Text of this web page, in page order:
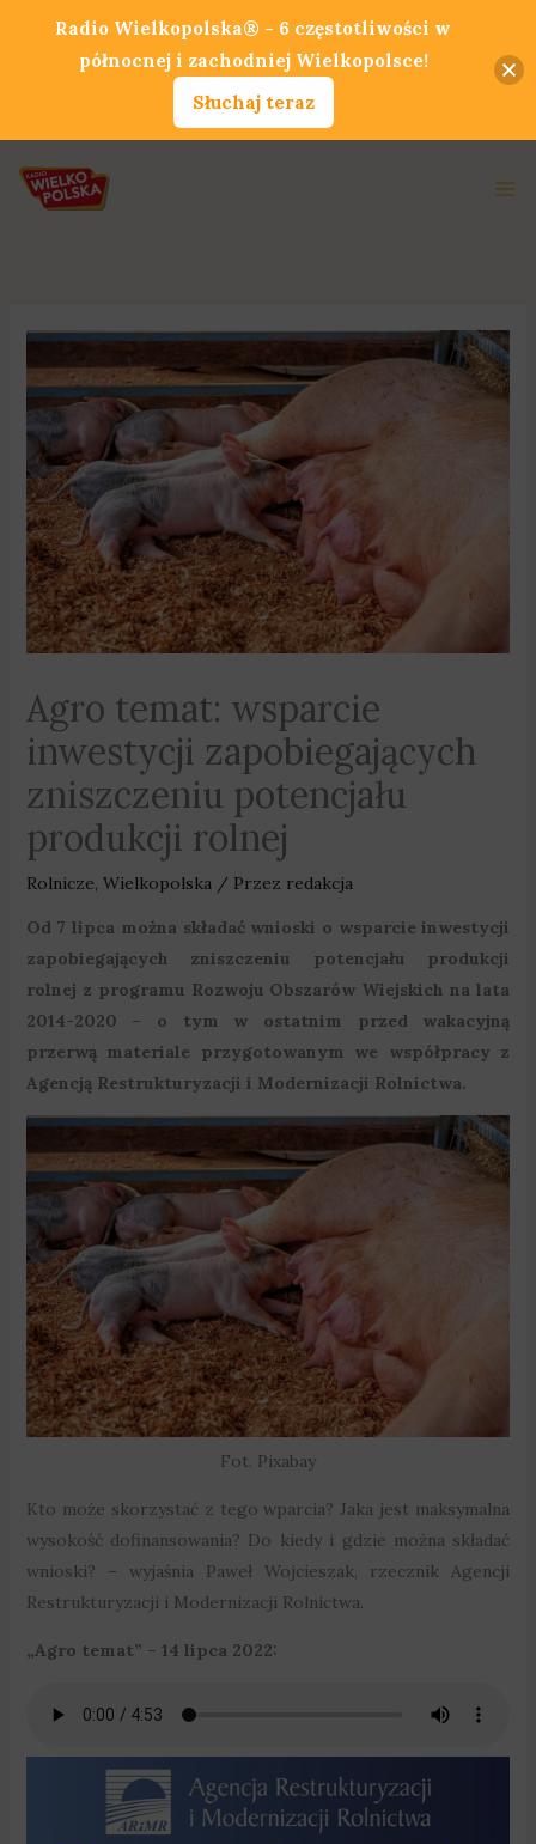
Agro temat: wsparcie
inwestycji zapobiegających
zniszczeniu potencjału
produkcji rolnej
Rolnicze, Wielkopolska/ Przez redakcja
Od 7 lipca można składać wnioski o wsparcie inwestycji
zapobiegających zniszczeniu potencjału produkcji
rolnej z programu Rozwoju Obszarów Wiejskich na lata
2014-2020 – o tym w ostatnim przed wakacyjną
przerwą materiale przygotowanym we współpracy z
Agencją Restrukturyzacji i Modernizacji Rolnictwa.
Fot. Pixabay
Kto może skorzystać z tego wparcia? Jaka jest maksymalna
wysokość dofinansowania? Do kiedy i gdzie można składać
wnioski? – wyjaśnia Paweł Wojcieszak, rzecznik Agencji
Restrukturyzacji i Modernizacji Rolnictwa.
„Agro temat” – 14 lipca 2022:
Radio Wielkopolska® - 6 częstotliwości w
północnej i zachodniej Wielkopolsce!
Słuchaj teraz